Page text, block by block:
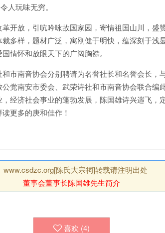
人玩味无穷。
开放，引吭吟咏故国家园，寄情祖国山川，盛
多样，题材广泛，寓刚健于明快，蕴深刻于浅
情怀和放眼天下的广阔胸襟。
市南音协会分别聘请为名誉社长和名誉会长，
党南安市委会、武荣诗社和市南音协会联合编
经济社会事业的蓬勃发展，陈国雄诗兴遄飞，
更多的庚和佳作！
www.csdzc.org[陈氏大宗祠]转载请注明出处
董事会董事长陈国雄先生简介
喜欢 (4)